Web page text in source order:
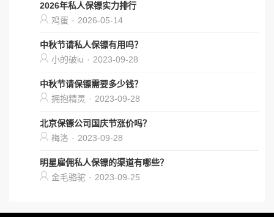
2026年私人保镖实力排行
鸡蛋 · 2026-05-14
中秋节请私人保镖有用吗？
小的破iu · 2023-09-28
中秋节请保镖需要多少钱？
拥抱精灵 · 2023-09-28
北京保镖公司国庆节涨价吗？
梅洛 · 2023-09-28
明星雇佣私人保镖的渠道有哪些？
金毛骆驼 · 2023-09-25